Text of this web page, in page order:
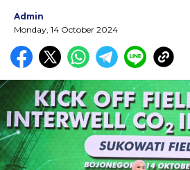
Admin
Monday, 14 October 2024